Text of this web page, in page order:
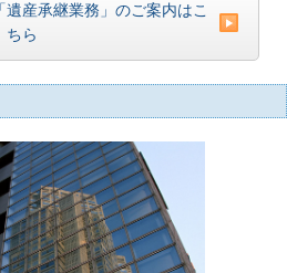
産承継業務」のご案内はこ
ちら